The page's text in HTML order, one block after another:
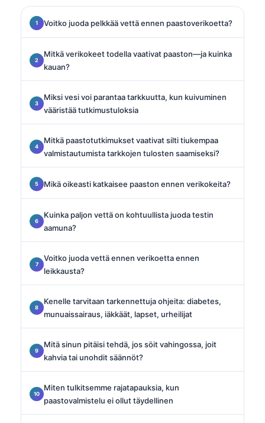
Voitko juoda pelkkää vettä ennen paastoverikoetta?
Mitkä verikokeet todella vaativat paaston—ja kuinka
kauan?
Miksi vesi voi parantaa tarkkuutta, kun kuivuminen
vääristää tutkimustuloksia
Mitkä paastotutkimukset vaativat silti tiukempaa
valmistautumista tarkkojen tulosten saamiseksi?
Mikä oikeasti katkaisee paaston ennen verikokeita?
Kuinka paljon vettä on kohtuullista juoda testin
aamuna?
Voitko juoda vettä ennen verikoetta ennen
leikkausta?
Kenelle tarvitaan tarkennettuja ohjeita: diabetes,
munuaissairaus, iäkkäät, lapset, urheilijat
Mitä sinun pitäisi tehdä, jos söit vahingossa, joit
kahvia tai unohdit säännöt?
Miten tulkitsemme rajatapauksia, kun
paastovalmistelu ei ollut täydellinen